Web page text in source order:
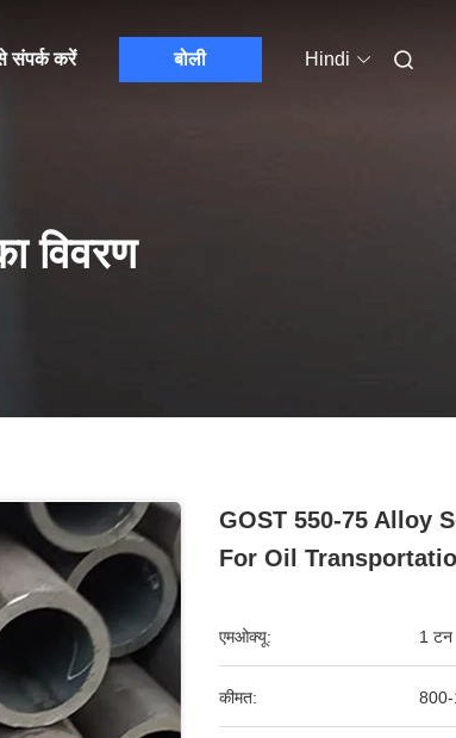
संपर्क करें बोली Hindi
विवरण
GOST 550-75 Alloy
For Oil
एमओक्यू: 1 टन
कीमत: